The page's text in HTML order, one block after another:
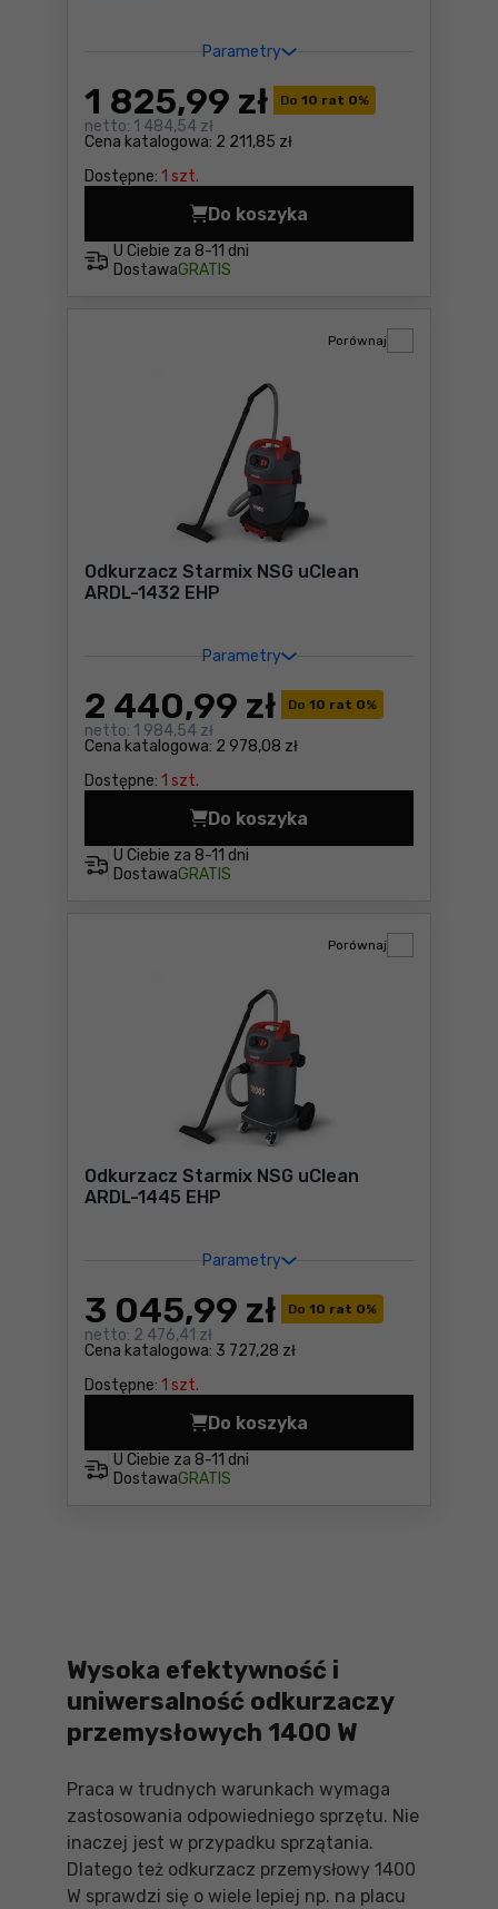
Parametry
Do 10 rat 0%
Cena katalogowa: 2 211,85 zł
1 825,99 zł
netto: 1 484,54 zł
Dostępne: 1 szt.
U Ciebie za 8-11 dni
DostawaGRATIS
Do koszyka
Odkurzacz Starmix NSG
Odkurzacz Starmix NSG uClean
ARDL-1432 EHP
Parametry
Do 10 rat 0%
Cena katalogowa: 2 978,08 zł
2 440,99 zł
netto: 1 984,54 zł
Dostępne: 1 szt.
Porównaj
U Ciebie za 8-11 dni
DostawaGRATIS
Do koszyka
Odkurzacz Starmix NSG
Odkurzacz Starmix NSG uClean
ARDL-1445 EHP
Parametry
Do 10 rat 0%
Cena katalogowa: 3 727,28 zł
3 045,99 zł
netto: 2 476,41 zł
Dostępne: 1 szt.
Porównaj
U Ciebie za 8-11 dni
DostawaGRATIS
Do koszyka
Odkurzacz Starmix NSG
Wysoka efektywność i
uniwersalność odkurzaczy
przemysłowych 1400 W
Praca w trudnych warunkach wymaga
zastosowania odpowiedniego sprzętu. Nie
inaczej jest w przypadku sprzątania.
Dlatego też odkurzacz przemysłowy 1400
W sprawdzi się o wiele lepiej np. na placu